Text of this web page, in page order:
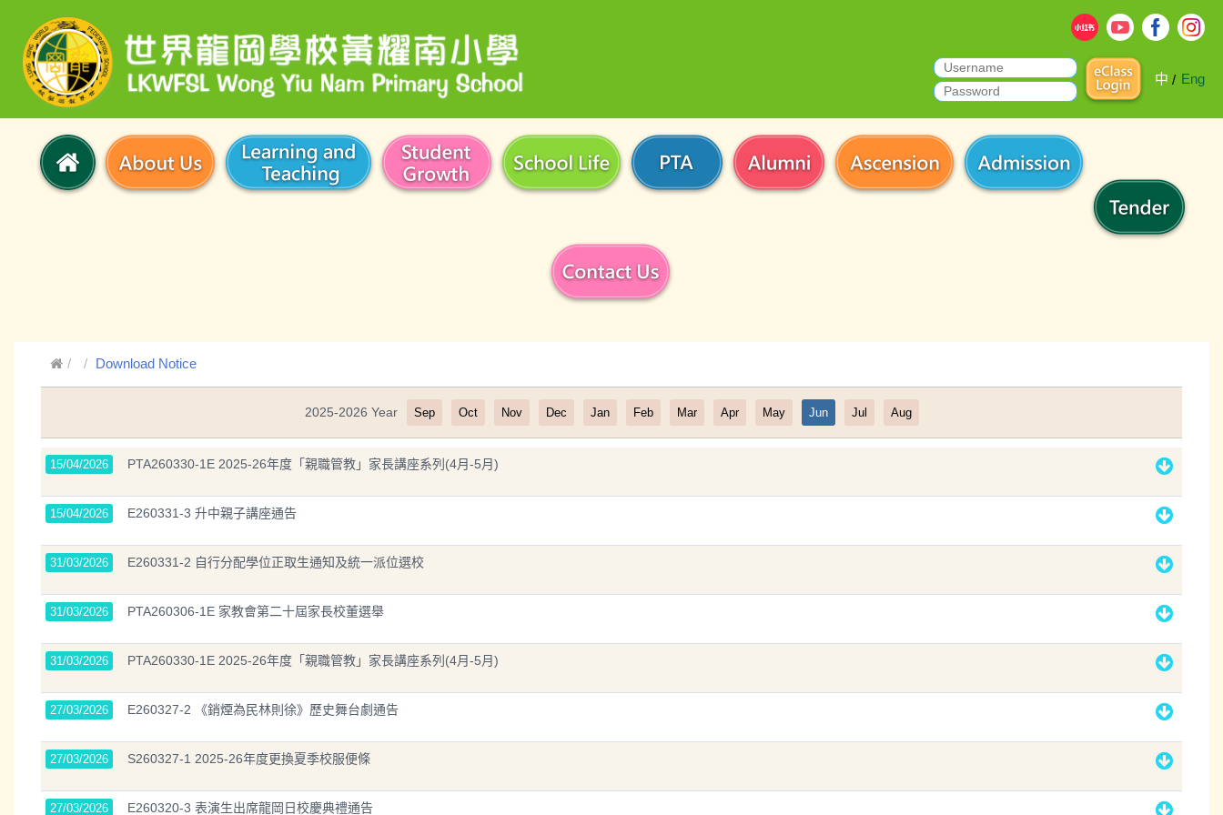
中 / Eng
Download Notice
2025-2026 Year Sep Oct Nov Dec Jan Feb Mar Apr May Jun Jul Aug
15/04/2026 PTA260330-1E 2025-26年度「親職管教」家長講座系列(4月-5月)
15/04/2026 E260331-3 升中親子講座通告
31/03/2026 E260331-2 自行分配學位正取生通知及統一派位選校
31/03/2026 PTA260306-1E 家教會第二十屆家長校董選舉
31/03/2026 PTA260330-1E 2025-26年度「親職管教」家長講座系列(4月-5月)
27/03/2026 E260327-2 《銷煙為民林則徐》歷史舞台劇通告
27/03/2026 S260327-1 2025-26年度更換夏季校服便條
27/03/2026 E260320-3 表演生出席龍岡日校慶典禮通告